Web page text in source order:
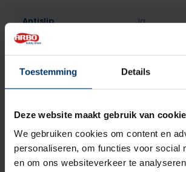
Toestemming Details
Deze website maakt gebruik van
We gebruiken cookies om content en
personaliseren, om functies voor social
en om ons websiteverkeer te
Antislip Ja
Overige specificaties
Kleur Zwart
5van5 Gebaseerd op 2